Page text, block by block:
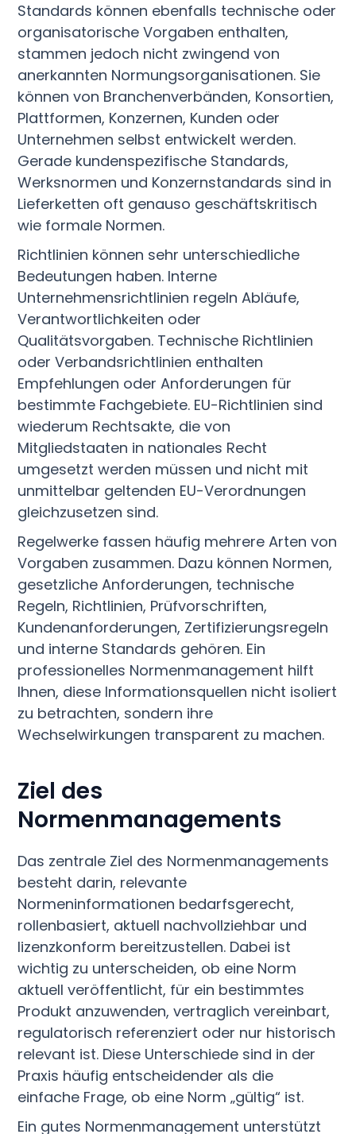
Standards können ebenfalls technische oder
organisatorische Vorgaben enthalten,
stammen jedoch nicht zwingend von
anerkannten Normungsorganisationen. Sie
können von Branchenverbänden, Konsortien,
Plattformen, Konzernen, Kunden oder
Unternehmen selbst entwickelt werden.
Gerade kundenspezifische Standards,
Werksnormen und Konzernstandards sind in
Lieferketten oft genauso geschäftskritisch
wie formale Normen.
Richtlinien können sehr unterschiedliche
Bedeutungen haben. Interne
Unternehmensrichtlinien regeln Abläufe,
Verantwortlichkeiten oder
Qualitätsvorgaben. Technische Richtlinien
oder Verbandsrichtlinien enthalten
Empfehlungen oder Anforderungen für
bestimmte Fachgebiete. EU-Richtlinien sind
wiederum Rechtsakte, die von
Mitgliedstaaten in nationales Recht
umgesetzt werden müssen und nicht mit
unmittelbar geltenden EU-Verordnungen
gleichzusetzen sind.
Regelwerke fassen häufig mehrere Arten von
Vorgaben zusammen. Dazu können Normen,
gesetzliche Anforderungen, technische
Regeln, Richtlinien, Prüfvorschriften,
Kundenanforderungen, Zertifizierungsregeln
und interne Standards gehören. Ein
professionelles Normenmanagement hilft
Ihnen, diese Informationsquellen nicht isoliert
zu betrachten, sondern ihre
Wechselwirkungen transparent zu machen.
Ziel des
Normenmanagements
Das zentrale Ziel des Normenmanagements
besteht darin, relevante
Normeninformationen bedarfsgerecht,
rollenbasiert, aktuell nachvollziehbar und
lizenzkonform bereitzustellen. Dabei ist
wichtig zu unterscheiden, ob eine Norm
aktuell veröffentlicht, für ein bestimmtes
Produkt anzuwenden, vertraglich vereinbart,
regulatorisch referenziert oder nur historisch
relevant ist. Diese Unterschiede sind in der
Praxis häufig entscheidender als die
einfache Frage, ob eine Norm „gültig“ ist.
Ein gutes Normenmanagement unterstützt